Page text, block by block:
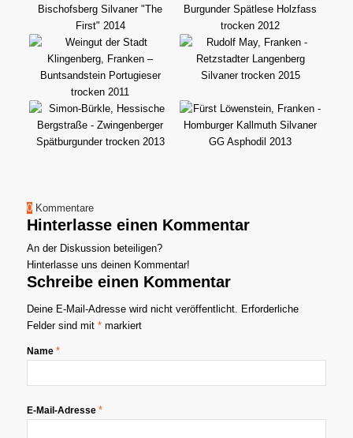
0 Kommentare
Hinterlasse einen Kommentar
An der Diskussion beteiligen?
Hinterlasse uns deinen Kommentar!
Schreibe einen Kommentar
Deine E-Mail-Adresse wird nicht veröffentlicht. Erforderliche
Felder sind mit *markiert
Name *
E-Mail-Adresse *